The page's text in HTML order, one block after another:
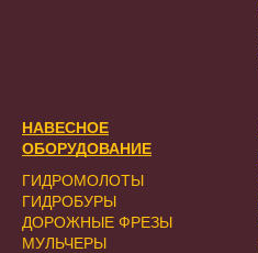
НАВЕСНОЕ
ОБОРУДОВАНИЕ
ГИДРОМОЛОТЫ
ГИДРОБУРЫ
ДОРОЖНЫЕ ФРЕЗЫ
МУЛЬЧЕРЫ